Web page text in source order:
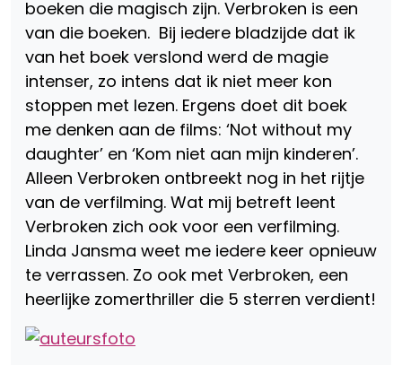
boeken die magisch zijn. Verbroken is een
van die boeken. Bij iedere bladzijde dat ik
van het boek verslond werd de magie
intenser, zo intens dat ik niet meer kon
stoppen met lezen. Ergens doet dit boek
me denken aan de films: ‘Not without my
daughter’ en ‘Kom niet aan mijn kinderen’.
Alleen Verbroken ontbreekt nog in het rijtje
van de verfilming. Wat mij betreft leent
Verbroken zich ook voor een verfilming.
Linda Jansma weet me iedere keer opnieuw
te verrassen. Zo ook met Verbroken, een
heerlijke zomerthriller die 5 sterren verdient!